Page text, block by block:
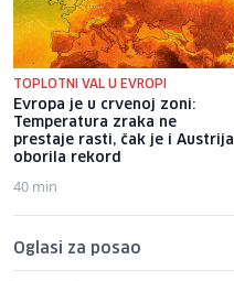
TOPLOTNI VAL U EVROPI
Evropa je u crvenoj zoni:
Temperatura zraka ne
prestaje rasti, čak je i Austrija
oborila rekord
40 min
Oglasi za posao